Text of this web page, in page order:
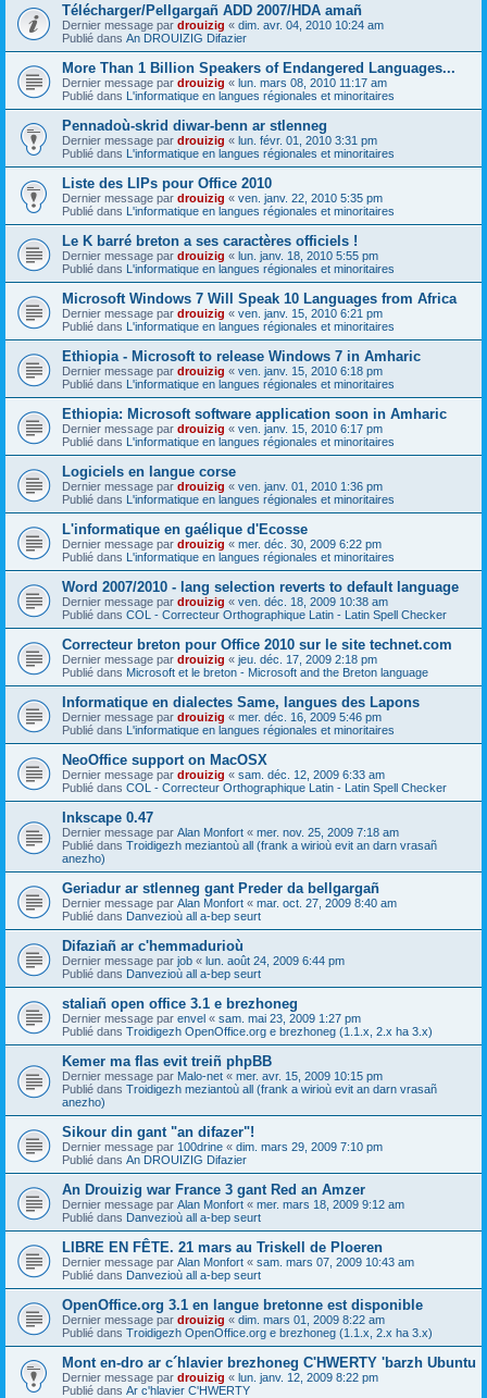
Télécharger/Pellgargañ ADD 2007/HDA amañ
Dernier message par drouizig « dim. avr. 04, 2010 10:24 am
Publié dans An DROUIZIG Difazier
More Than 1 Billion Speakers of Endangered Languages...
Dernier message par drouizig « lun. mars 08, 2010 11:17 am
Publié dans L'informatique en langues régionales et minoritaires
Pennadoù-skrid diwar-benn ar stlenneg
Dernier message par drouizig « lun. févr. 01, 2010 3:31 pm
Publié dans L'informatique en langues régionales et minoritaires
Liste des LIPs pour Office 2010
Dernier message par drouizig « ven. janv. 22, 2010 5:35 pm
Publié dans L'informatique en langues régionales et minoritaires
Le K barré breton a ses caractères officiels !
Dernier message par drouizig « lun. janv. 18, 2010 5:55 pm
Publié dans L'informatique en langues régionales et minoritaires
Microsoft Windows 7 Will Speak 10 Languages from Africa
Dernier message par drouizig « ven. janv. 15, 2010 6:21 pm
Publié dans L'informatique en langues régionales et minoritaires
Ethiopia - Microsoft to release Windows 7 in Amharic
Dernier message par drouizig « ven. janv. 15, 2010 6:18 pm
Publié dans L'informatique en langues régionales et minoritaires
Ethiopia: Microsoft software application soon in Amharic
Dernier message par drouizig « ven. janv. 15, 2010 6:17 pm
Publié dans L'informatique en langues régionales et minoritaires
Logiciels en langue corse
Dernier message par drouizig « ven. janv. 01, 2010 1:36 pm
Publié dans L'informatique en langues régionales et minoritaires
L'informatique en gaélique d'Ecosse
Dernier message par drouizig « mer. déc. 30, 2009 6:22 pm
Publié dans L'informatique en langues régionales et minoritaires
Word 2007/2010 - lang selection reverts to default language
Dernier message par drouizig « ven. déc. 18, 2009 10:38 am
Publié dans COL - Correcteur Orthographique Latin - Latin Spell Checker
Correcteur breton pour Office 2010 sur le site technet.com
Dernier message par drouizig « jeu. déc. 17, 2009 2:18 pm
Publié dans Microsoft et le breton - Microsoft and the Breton language
Informatique en dialectes Same, langues des Lapons
Dernier message par drouizig « mer. déc. 16, 2009 5:46 pm
Publié dans L'informatique en langues régionales et minoritaires
NeoOffice support on MacOSX
Dernier message par drouizig « sam. déc. 12, 2009 6:33 am
Publié dans COL - Correcteur Orthographique Latin - Latin Spell Checker
Inkscape 0.47
Dernier message par Alan Monfort « mer. nov. 25, 2009 7:18 am
Publié dans Troidigezh meziantoù all (frank a wirioù evit an darn vrasañ
anezho)
Geriadur ar stlenneg gant Preder da bellgargañ
Dernier message par Alan Monfort « mar. oct. 27, 2009 8:40 am
Publié dans Danvezioù all a-bep seurt
Difaziañ ar c'hemmadurioù
Dernier message par job « lun. août 24, 2009 6:44 pm
Publié dans Danvezioù all a-bep seurt
staliañ open office 3.1 e brezhoneg
Dernier message par envel « sam. mai 23, 2009 1:27 pm
Publié dans Troidigezh OpenOffice.org e brezhoneg (1.1.x, 2.x ha 3.x)
Kemer ma flas evit treiñ phpBB
Dernier message par Malo-net « mer. avr. 15, 2009 10:15 pm
Publié dans Troidigezh meziantoù all (frank a wirioù evit an darn vrasañ
anezho)
Sikour din gant "an difazer"!
Dernier message par 100drine « dim. mars 29, 2009 7:10 pm
Publié dans An DROUIZIG Difazier
An Drouizig war France 3 gant Red an Amzer
Dernier message par Alan Monfort « mer. mars 18, 2009 9:12 am
Publié dans Danvezioù all a-bep seurt
LIBRE EN FÊTE. 21 mars au Triskell de Ploeren
Dernier message par Alan Monfort « sam. mars 07, 2009 10:43 am
Publié dans Danvezioù all a-bep seurt
OpenOffice.org 3.1 en langue bretonne est disponible
Dernier message par drouizig « dim. mars 01, 2009 8:22 am
Publié dans Troidigezh OpenOffice.org e brezhoneg (1.1.x, 2.x ha 3.x)
Mont en-dro ar c´hlavier brezhoneg C'HWERTY 'barzh Ubuntu
Dernier message par drouizig « lun. janv. 12, 2009 8:22 pm
Publié dans Ar c'hlavier C'HWERTY